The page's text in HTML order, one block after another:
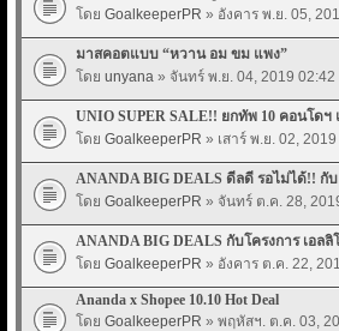
โดย GoalkeeperPR » อังคาร พ.ย. 05,
มาสคอตแบบ “หวาน อม ขม แพง”
โดย unyana » จันทร์ พ.ย. 04, 2019 02:42
UNIO SUPER SALE!! ยกทัพ 10 คอนโดฯ
โดย GoalkeeperPR » เสาร์ พ.ย. 02,
ANANDA BIG DEALS ดีลดี รอไม่ได้!! กั
โดย GoalkeeperPR » จันทร์ ต.ค. 28,
ANANDA BIG DEALS กับโครงการ เอล
โดย GoalkeeperPR » อังคาร ต.ค. 22,
Ananda x Shopee 10.10 Hot Deal
โดย GoalkeeperPR » พฤหัสฯ. ต.ค. 03,